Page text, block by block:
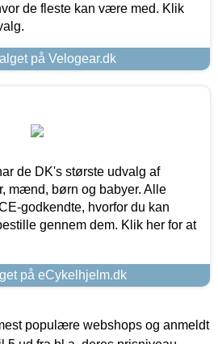
de fleste kan være med. Klik
på Velogear.dk
de DK's største udvalg af
mænd, børn og babyer. Alle
godkendte, hvorfor du kan
gennem dem. Klik her for at
på eCykelhjelm.dk
populære webshops og anmeldt